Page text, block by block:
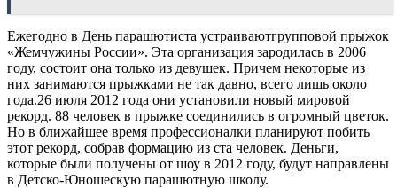
Ежегодно в День парашютиста устраиваютгрупповой прыжок
«Жемчужины России». Эта организация зародилась в 2006
году, состоит она только из девушек. Причем некоторые из
них занимаются прыжками не так давно, всего лишь около
года.26 июля 2012 года они установили новый мировой
рекорд. 88 человек в прыжке соединились в огромный цветок.
Но в ближайшее время профессионалки планируют побить
этот рекорд, собрав формацию из ста человек. Деньги,
которые были получены от шоу в 2012 году, будут направлены
в Детско-Юношескую парашютную школу.